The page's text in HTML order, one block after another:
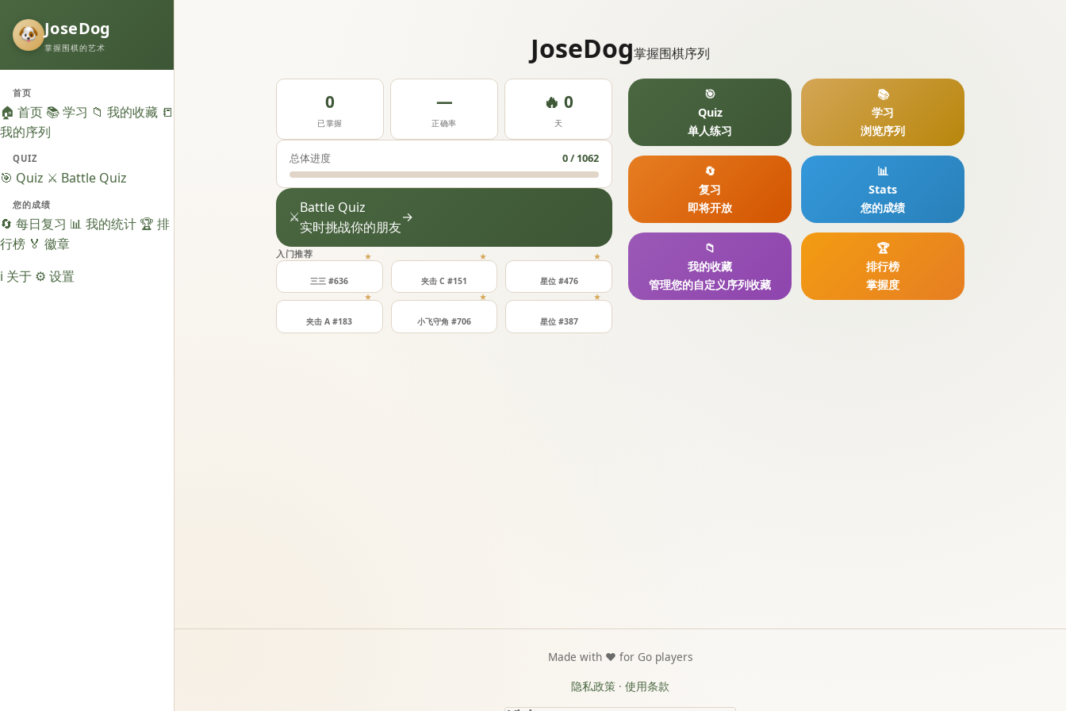
JoseDog
掌握围棋的艺术
首页
🏠 首页 📚 学习 📁 我的收藏 📒
我的序列
QUIZ
🎯 Quiz ⚔️ Battle Quiz
您的成绩
🔄 每日复习 📊 我的统计 🏆 排
行榜 🏅 徽章
ℹ️ 关于 ⚙️ 设置
JoseDog掌握围棋序列
0
已掌握
—
正确率
🔥 0
天
总体进度 0 / 1062
⚔️
Battle Quiz
实时挑战你的朋友
→
入门推荐 ★
三三 #636
★
夹击 C #151
★
星位 #476
★
夹击 A #183
★
小飞守角 #706
★
星位 #387
🎯
Quiz
单人练习
📚
学习
浏览序列
🔄
复习
即将开放
📊
Stats
您的成绩
📁
我的收藏
管理您的自定义序列收藏
🏆
排行榜
掌握度
Made with ❤️ for Go players
隐私政策 · 使用条款